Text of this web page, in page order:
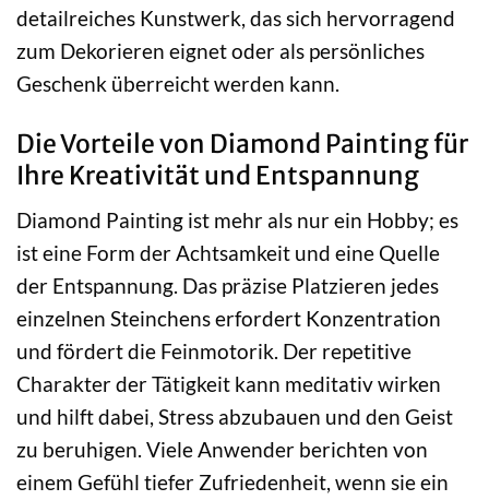
detailreiches Kunstwerk, das sich hervorragend
zum Dekorieren eignet oder als persönliches
Geschenk überreicht werden kann.
Die Vorteile von Diamond Painting für
Ihre Kreativität und Entspannung
Diamond Painting ist mehr als nur ein Hobby; es
ist eine Form der Achtsamkeit und eine Quelle
der Entspannung. Das präzise Platzieren jedes
einzelnen Steinchens erfordert Konzentration
und fördert die Feinmotorik. Der repetitive
Charakter der Tätigkeit kann meditativ wirken
und hilft dabei, Stress abzubauen und den Geist
zu beruhigen. Viele Anwender berichten von
einem Gefühl tiefer Zufriedenheit, wenn sie ein